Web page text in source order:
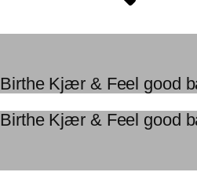
Birthe Kjær & Feel good
Birthe Kjær & Feel good